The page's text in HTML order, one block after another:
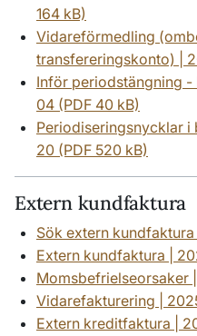
164 kB)
Vidareförmedling
transfereringskonto) |
Inför periodstängning
04 (PDF 40 kB)
Periodiseringsnycklar
20 (PDF 520 kB)
Extern kundfaktura
Sök extern
Extern kundfaktura |
Momsbefrielseorsaker
Vidarefakturering |
Extern kreditfaktura |